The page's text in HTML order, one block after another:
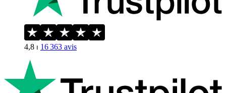
4,8 ⏐ 16 363 avis